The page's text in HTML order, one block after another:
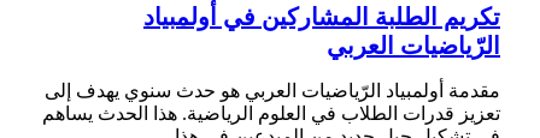
تكريم الطلبة المشاركين في أولمبياد
الرّياضيات العربي
مقدمة أولمبياد الرّياضيات العربي هو حدث سنوي يهدف⁤ إلى
تعزيز قدرات الطلاب ⁤في العلوم الرياضية. هذا الحدث يساهم